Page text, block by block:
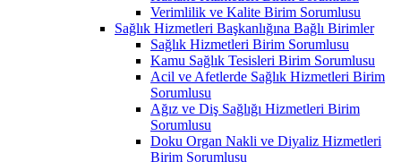
Verimlilik ve Kalite Birim Sorumlusu
Sağlık Hizmetleri Başkanlığına Bağlı Birimler
Sağlık Hizmetleri Birim Sorumlusu
Kamu Sağlık Tesisleri Birim Sorumlusu
Acil ve Afetlerde Sağlık Hizmetleri Birim
Sorumlusu
Ağız ve Diş Sağlığı Hizmetleri Birim
Sorumlusu
Doku Organ Nakli ve Diyaliz Hizmetleri
Birim Sorumlusu